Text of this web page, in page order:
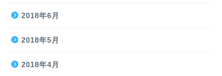
2018年6月
2018年5月
2018年4月